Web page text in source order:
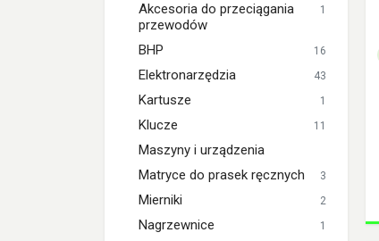
Akcesoria do przeciągania
przewodów
1
BHP 16
Elektronarzędzia 43
Kartusze 1
Klucze 11
Maszyny i urządzenia
Matryce do prasek ręcznych
3
Mierniki 2
Nagrzewnice 1